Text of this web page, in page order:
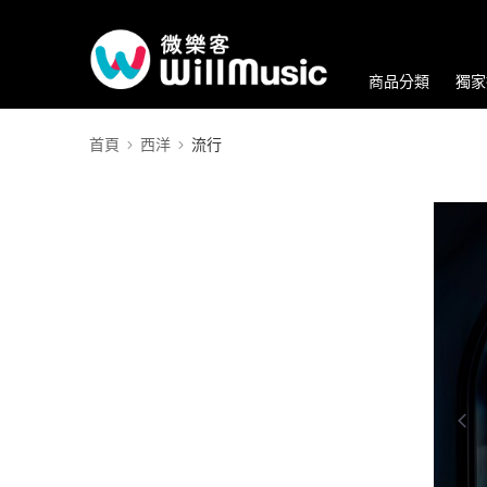
商品分類 獨
首頁 西洋 流行